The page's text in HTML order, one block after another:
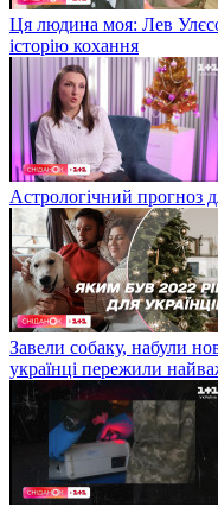
Ця людина моя: Лев
історію кохання
Астрологічний прогноз
Завели собаку, набули
українці пережили